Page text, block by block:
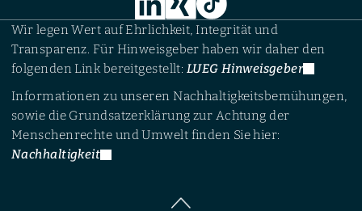
Wir legen Wert auf Ehrlichkeit, Integrität und
Transparenz. Für Hinweisgeber haben wir daher den
folgenden Link bereitgestellt: LUEG Hinweisgeber
Informationen zu unseren Nachhaltigkeitsbemühungen,
sowie die Grundsatzerklärung zur Achtung der
Menschenrechte und Umwelt finden Sie hier:
Nachhaltigkeit